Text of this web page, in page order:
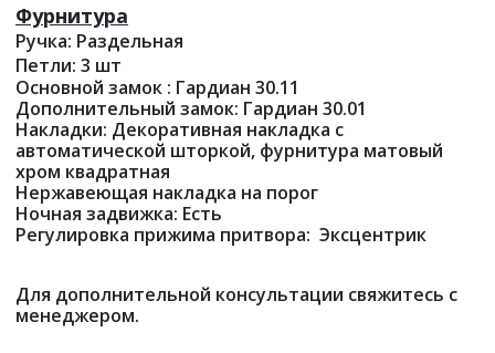
Фурнитура
Ручка: Раздельная
Петли: 3 шт
Основной замок : Гардиан 30.11
Дополнительный замок: Гардиан 30.01
Накладки: Декоративная накладка с
автоматической шторкой, фурнитура матовый
хром квадратная
Нержавеющая накладка на порог
Ночная задвижка: Есть
Регулировка прижима притвора: Эксцентрик
Для дополнительной консультации свяжитесь с
менеджером.